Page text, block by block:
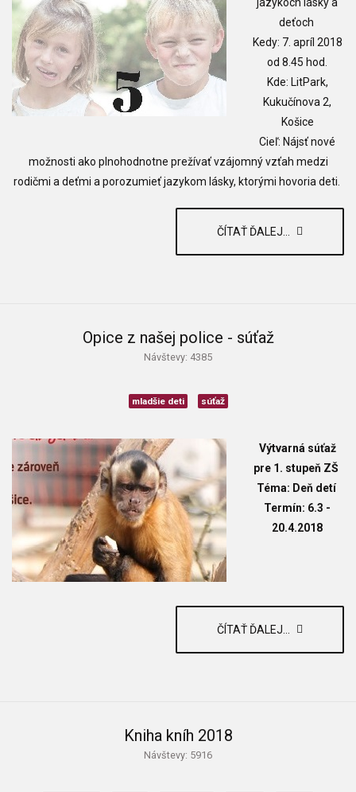
deťoch
Kedy: 7. apríl 2018
od 8.45 hod.
Kde: LitPark,
Kukučínova 2,
Košice
Cieľ: Nájsť nové
možnosti ako plnohodnotne prežívať vzájomný vzťah medzi
rodičmi a deťmi a porozumieť jazykom lásky, ktorými hovoria deti.
ČÍTAŤ ĎALEJ...
Opice z našej police - súťaž
Návštevy: 4385
mladšie deti súťaž
Výtvarná súťaž
pre 1. stupeň ZŠ
Téma: Deň detí
Termín: 6.3 -
20.4.2018
ČÍTAŤ ĎALEJ...
Kniha kníh 2018
Návštevy: 5916